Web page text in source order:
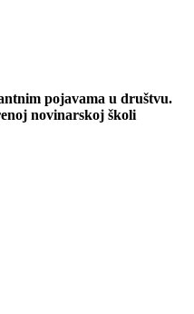
pojavama u društvu.
novinarskoj školi